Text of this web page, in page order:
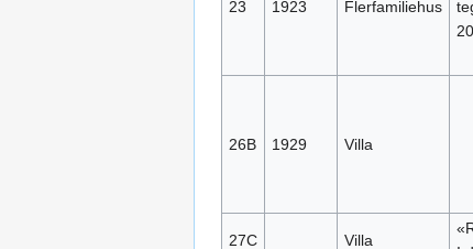
23 1923 Flerfamiliehus
26B 1929 Villa
27C Villa